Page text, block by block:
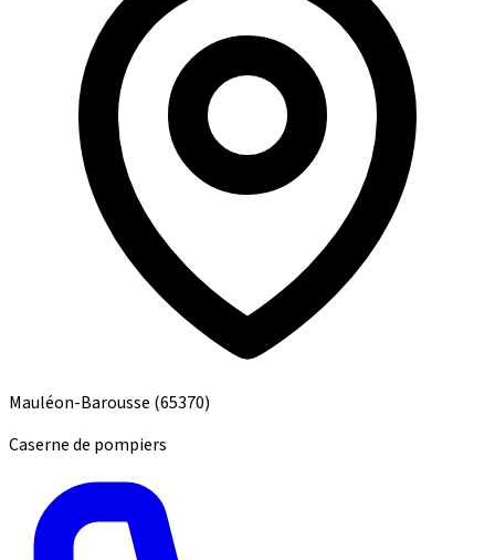
Mauléon-Barousse (65370)
Caserne de pompiers